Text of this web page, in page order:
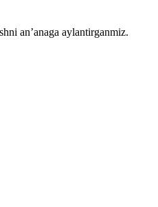
an’anaga aylantirganmiz.